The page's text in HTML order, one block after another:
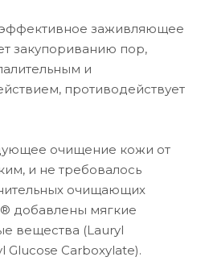
заживляющее
закупориванию пор,
и
противодействует
очищение кожи от
и не требовалось
очищающих
добавлены мягкие
вещества (Lauryl
Glucose Carboxylate).